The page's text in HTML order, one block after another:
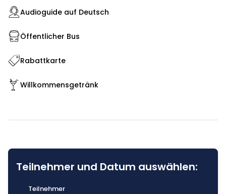
Audioguide auf Deutsch
Öffentlicher Bus
Rabattkarte
Willkommensgetränk
Teilnehmer und Datum auswählen:
Teilnehmer